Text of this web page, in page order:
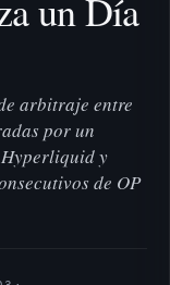
un Día
arbitraje entre
por un
Hyperliquid y
de OP